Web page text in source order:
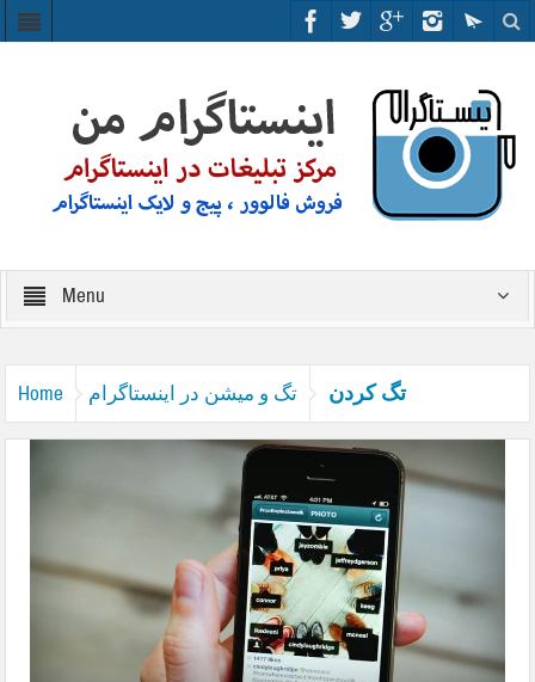
Menu
Home تگ و میشن در اینستاگرام تگ کردن